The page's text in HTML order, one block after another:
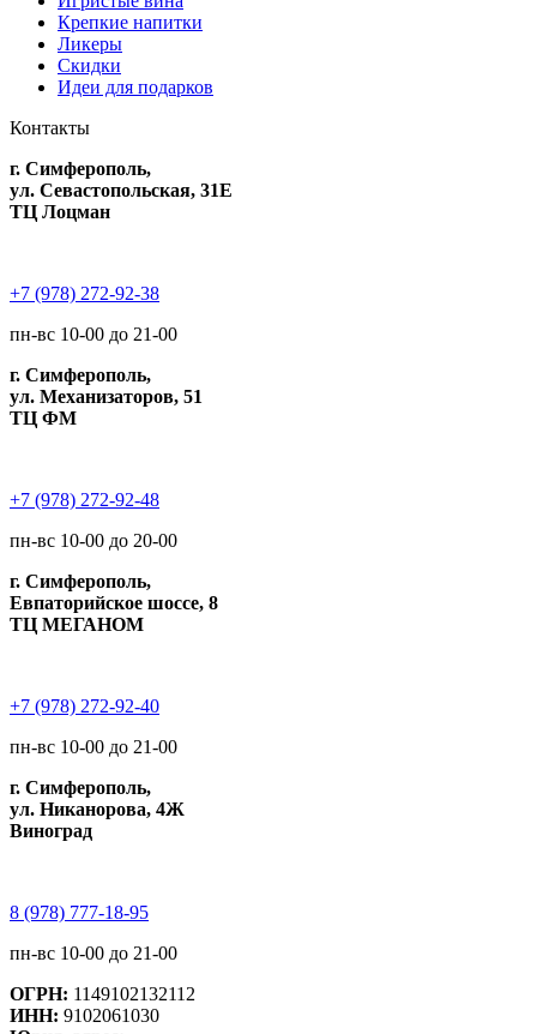
Крепкие напитки
Ликеры
Скидки
Идеи для подарков
Контакты
г. Симферополь,
ул. Севастопольская, 31Е
ТЦ Лоцман
+7 (978) 272-92-38
пн-вс 10-00 до 21-00
г. Симферополь,
ул. Механизаторов, 51
ТЦ ФМ
+7 (978) 272-92-48
пн-вс 10-00 до 20-00
г. Симферополь,
Евпаторийское шоссе, 8
ТЦ МЕГАНОМ
+7 (978) 272-92-40
пн-вс 10-00 до 21-00
г. Симферополь,
ул. Никанорова, 4Ж
Виноград
8 (978) 777-18-95
пн-вс 10-00 до 21-00
ОГРН: 1149102132112
ИНН: 9102061030